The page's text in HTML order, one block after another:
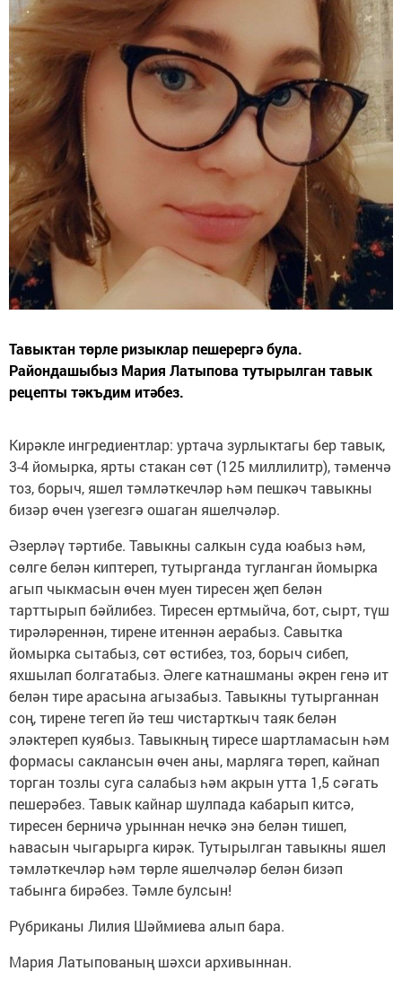
Тавыктан төрле ризыклар пешерергә була.
Райондашыбыз Мария Латыпова тутырылган тавык
рецепты тәкъдим итәбез.
Кирәкле ингредиентлар: уртача зурлыктагы бер тавык,
3-4 йомырка, ярты стакан сөт (125 миллилитр), тәменчә
тоз, борыч, яшел тәмләткечләр һәм пешкәч тавыкны
бизәр өчен үзегезгә ошаган яшелчәләр.
Әзерләү тәртибе. Тавыкны салкын суда юабыз һәм,
сөлге белән киптереп, тутырганда тугланган йомырка
агып чыкмасын өчен муен тиресен җеп белән
тарттырып бәйлибез. Тиресен ертмыйча, бот, сырт, түш
тирәләреннән, тирене итеннән аерабыз. Савытка
йомырка сытабыз, сөт өстибез, тоз, борыч сибеп,
яхшылап болгатабыз. Әлеге катнашманы әкрен генә ит
белән тире арасына агызабыз. Тавыкны тутырганнан
соң, тирене тегеп йә теш чистарткыч таяк белән
эләктереп куябыз. Тавыкның тиресе шартламасын һәм
формасы саклансын өчен аны, марляга төреп, кайнап
торган тозлы суга салабыз һәм акрын утта 1,5 сәгать
пешерәбез. Тавык кайнар шулпада кабарып китсә,
тиресен берничә урыннан нечкә энә белән тишеп,
һавасын чыгарырга кирәк. Тутырылган тавыкны яшел
тәмләткечләр һәм төрле яшелчәләр белән бизәп
табынга бирәбез. Тәмле булсын!
Рубриканы Лилия Шәймиева алып бара.
Мария Латыпованың шәхси архивыннан.